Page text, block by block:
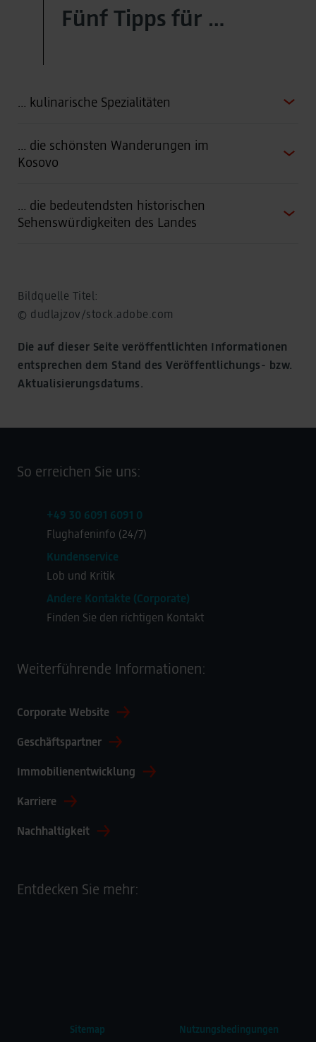
Fünf Tipps für …
… kulinarische Spezialitäten
… die schönsten Wanderungen im
Kosovo
… die bedeutendsten historischen
Sehenswürdigkeiten des Landes
Bildquelle Titel:
© dudlajzov/stock.adobe.com
Die auf dieser Seite veröffentlichten Informationen
entsprechen dem Stand des Veröffentlichungs- bzw.
Aktualisierungsdatums.
So erreichen Sie uns:
+49 30 6091 6091 0
Flughafeninfo (24/7)
Kundenservice
Lob und Kritik
Andere Kontakte (Corporate)
Finden Sie den richtigen Kontakt
Weiterführende Informationen:
Corporate Website
Geschäftspartner
Immobilienentwicklung
Karriere
Nachhaltigkeit
Entdecken Sie mehr:
Sitemap Nutzungsbedingungen